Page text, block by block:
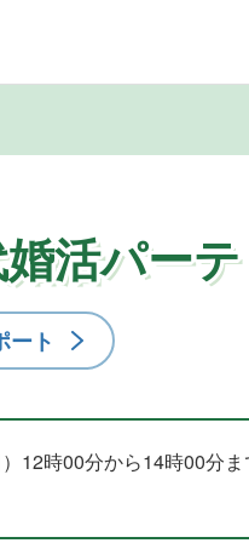
活パー
ート
12時00分から14時00分ま